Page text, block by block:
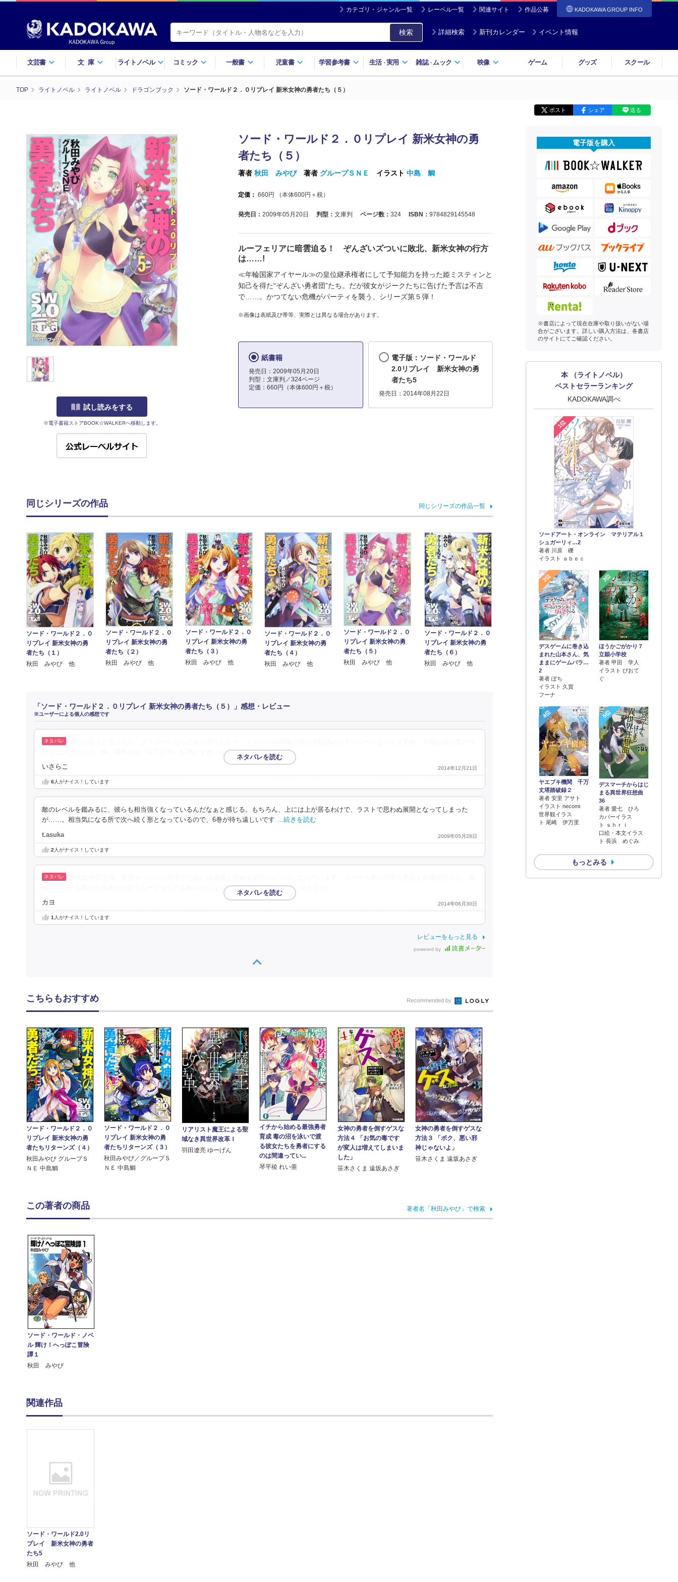
カテゴリ・ジャンル一覧 レーベル一覧 関連サイト 作品公募 KADOKAWA GROUP INFO
検索 詳細検索 新刊カレンダー イベント情報
文芸書 文庫 ライトノベル コミック 一般書 児童書 学習参考書 生活・実用 雑誌・ ムック 映像 ゲーム グッズ スクール
TOP ライトノベル ライトノベル ドラゴンブック ソード・ワールド２．０リプレイ 新米女神の勇者たち（５）
ポスト シェア 送る
試し読みをする
※電子書籍ストアBOOK☆WALKERへ移動します。
ソード・ワールド２．０リプレイ 新米女神の勇
者たち（５）
著者 秋田 みやび 著者 グループＳＮＥ イラスト 中島 鯛
定価： 660円 （本体600円＋税）
発売日： 2009年05月20日 判型： 文庫判 ページ数： 324 ISBN： 9784829145548
ルーフェリアに暗雲迫る！ ぞんざいズついに敗北、新米女神の行方
は……!
≪年輪国家アイヤール≫の皇位継承権者にして予知能力を持った姫ミスティンと
知己を得た“ぞんざい勇者団”たち。だが彼女がジークたちに告げた予言は不吉
で……。かつてない危機がパーティを襲う、シリーズ第５弾！
※画像は表紙及び帯等、実際とは異なる場合があります。
紙書籍
発売日：2009年05月20日
判型：文庫判／324ページ
定価：660円（本体600円＋税）
電子版：ソード・ワールド
2.0リプレイ 新米女神の勇
者たち5
発売日：2014年08月22日
同じシリーズの作品 同じシリーズの作品一覧
ソード・ワールド２．０
リプレイ 新米女神の勇
者たち（１）
秋田 みやび 他
ソード・ワールド２．０
リプレイ 新米女神の勇
者たち（２）
秋田 みやび 他
ソード・ワールド２．０
リプレイ 新米女神の勇
者たち（３）
秋田 みやび 他
ソード・ワールド２．０
リプレイ 新米女神の勇
者たち（４）
秋田 みやび 他
ソード・ワールド２．０
リプレイ 新米女神の勇
者たち（５）
秋田 みやび 他
ソード・ワールド２．０
リプレイ 新米女神の勇
者たち（６）
秋田 みやび 他
「ソード・ワールド２．０リプレイ 新米女神の勇者たち（５）」感想・レビュー
※ユーザーによる個人の感想です
そうな話ばかりで、特に最終話は『以下次号』な感じできになりますねー。
いさらこ 2014年12月21日
6人がナイス！しています
敵のレベルを鑑みるに、彼らも相当強くなっているんだなぁと感じる。もちろん、上には上が居るわけで、ラストで思わぬ展開となってしまった
が……。相当気になる所で次へ続く形となっているので、6巻が待ち遠しいです …続きを読む
t.asuka 2009年05月28日
2 人がナイス！しています
後はなんとも気になる終わり方でルーフェリアもあんなになってこのままどうなるの …続きを読む
カヨ 2014年06月30日
1人がナイス！しています
レビューをもっと見る
powered by
電子版を購入
※書店によって現在在庫や取り扱いがない場
合がございます。詳しい購入方法は、各書店
のサイトにてご確認ください。
本 （ライトノベル）
ベストセラーランキング
KADOKAWA調べ
1位
ソードアート・オンライン マテリアル１
シュガーリィ…2
著者 川原 礫
イラスト ａｂｅｃ
2位
デスゲームに巻き込
まれた山本さん、気
ままにゲームバラ…
2
著者 ぽち
イラスト 久賀
フーナ
3位
ほうかごがかり７
立穎小学校
著者 甲田 学人
イラスト ぴおて
ぐ
4位
ヤエブキ機関 千万
丈塔踏破録２
著者 安里 アサト
イラスト necomi
世界観イラス
ト 尾崎 伊万里
5位
デスマーチからはじ
まる異世界狂想曲
36
著者 愛七 ひろ
カバーイラス
ト ｓｈｒｉ
口絵・本文イラス
ト 長浜 めぐみ
もっとみる
こちらもおすすめ Recommended by
ソード・ワールド２．０
リプレイ 新米女神の勇
者たちリターンズ（４）
秋田みやび グループＳ
ＮＥ 中島鯛
ソード・ワールド２．０
リプレイ 新米女神の勇
者たちリターンズ（３）
秋田みやび／グループＳ
ＮＥ 中島鯛
リアリスト魔王による聖
域なき異世界改革Ｉ
羽田遼亮 ゆーげん
イチから始める最強勇者
育成 毒の沼を泳いで渡
る彼女たちを勇者にする
のは間違ってい...
琴平稜 れい亜
女神の勇者を倒すゲスな
方法４ 「お気の毒です
が変人は増えてしまいま
した」
笹木さくま 遠坂あさぎ
女神の勇者を倒すゲスな
方法３ 「ボク、悪い邪
神じゃないよ」
笹木さくま 遠坂あさぎ
この著者の商品 著者名「秋田みやび」で検索
ソード・ワールド・ノベ
ル 輝け！へっぽこ冒険
譚１
秋田 みやび
関連作品
ソード・ワールド2.0リ
プレイ 新米女神の勇者
たち5
秋田 みやび 他